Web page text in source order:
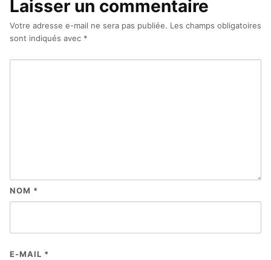
Laisser un commentaire
Votre adresse e-mail ne sera pas publiée. Les champs obligatoires
sont indiqués avec *
NOM *
E-MAIL *